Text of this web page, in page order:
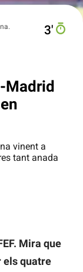
3′
Madrid
vinent a
tant anada
Mira que
els quatre